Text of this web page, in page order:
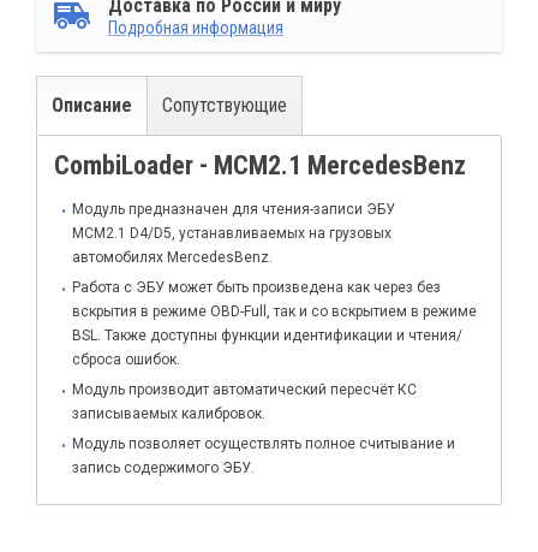
Доставка по России и миру
Подробная информация
Описание Сопутствующие
CombiLoader - MCM2.1 MercedesBenz
Модуль предназначен для чтения-записи ЭБУ
MCM2.1 D4/D5, устанавливаемых на грузовых
автомобилях MercedesBenz.
Работа с ЭБУ может быть произведена как через без
вскрытия в режиме OBD-Full, так и со вскрытием в режиме
BSL. Также доступны функции идентификации и чтения/
сброса ошибок.
Модуль производит автоматический пересчёт КС
записываемых калибровок.
Модуль позволяет осуществлять полное считывание и
запись содержимого ЭБУ.